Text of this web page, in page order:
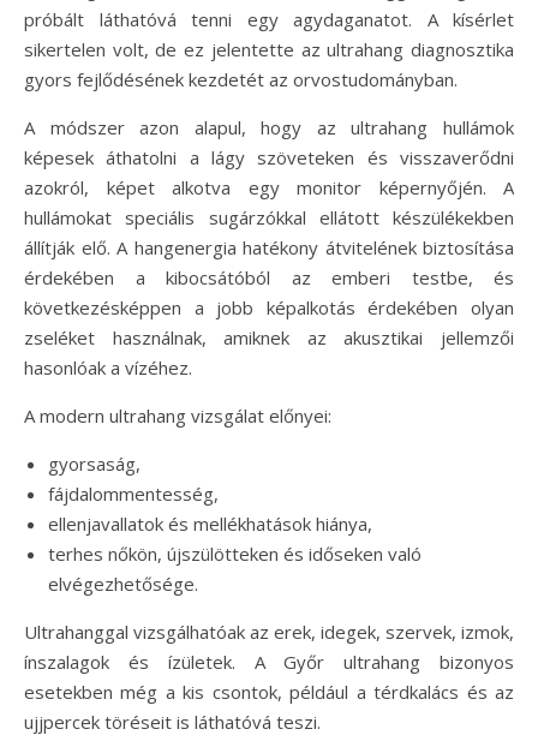
próbált láthatóvá tenni egy agydaganatot. A kísérlet
sikertelen volt, de ez jelentette az ultrahang diagnosztika
gyors fejlődésének kezdetét az orvostudományban.
A módszer azon alapul, hogy az ultrahang hullámok
képesek áthatolni a lágy szöveteken és visszaverődni
azokról, képet alkotva egy monitor képernyőjén. A
hullámokat speciális sugárzókkal ellátott készülékekben
állítják elő. A hangenergia hatékony átvitelének biztosítása
érdekében a kibocsátóból az emberi testbe, és
következésképpen a jobb képalkotás érdekében olyan
zseléket használnak, amiknek az akusztikai jellemzői
hasonlóak a vízéhez.
A modern ultrahang vizsgálat előnyei:
gyorsaság,
fájdalommentesség,
ellenjavallatok és mellékhatások hiánya,
terhes nőkön, újszülötteken és időseken való
elvégezhetősége.
Ultrahanggal vizsgálhatóak az erek, idegek, szervek, izmok,
ínszalagok és ízületek. A Győr ultrahang bizonyos
esetekben még a kis csontok, például a térdkalács és az
ujjpercek töréseit is láthatóvá teszi.